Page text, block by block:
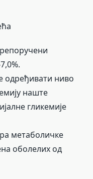
одређивати ниво
наште
гликемије
метаболичке
оболелих од